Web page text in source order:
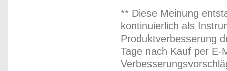
** Diese Meinung
kontinuierlich als
Produktverbesserung
Tage nach Kauf per E-